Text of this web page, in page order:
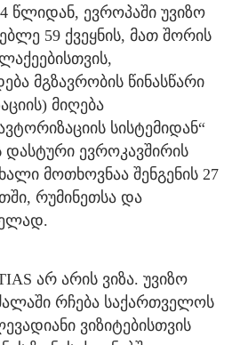
წლიდან, ევროპაში უვიზო
59 ქვეყნის, მათ შორის
მგზავრობის წინასწარი
მიღება
სისტემიდან“
დასტური ევროკავშირის
მოთხოვნაა შენგენის 27
რუმინეთსა და
არ არის ვიზა. უვიზო
რჩება საქართველოს
ვიზიტებისთვის